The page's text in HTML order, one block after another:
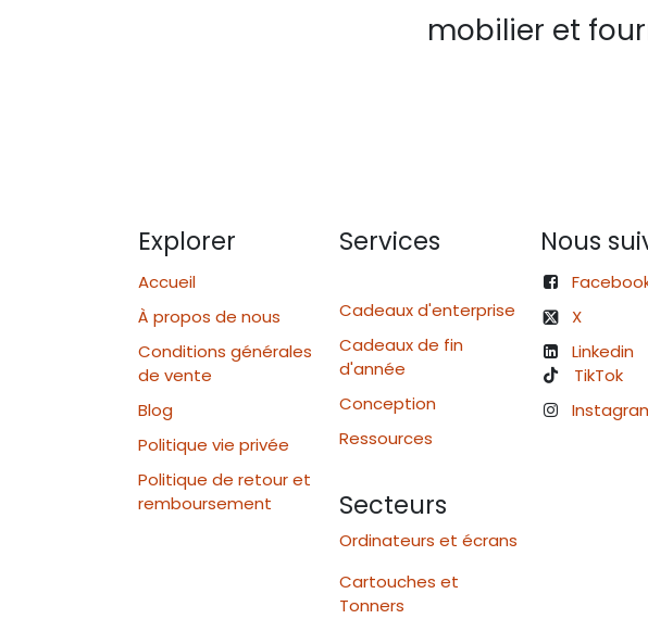
mobilier et
Explorer
Accueil
À propos de nous
Conditions générales
de vente
Blog
Politique vie privée
Politique de retour et
remboursement
Services
Cadeaux d'enterprise
Cadeaux de fin
d'année
Conception
Ressources
Secteurs
Ordinateurs et écrans
Cartouches et
Tonners
Nous
X
Linkedin
TikTok